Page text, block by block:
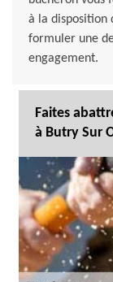
à la disposition
formuler une
engagement.
Faites
à Butry Sur